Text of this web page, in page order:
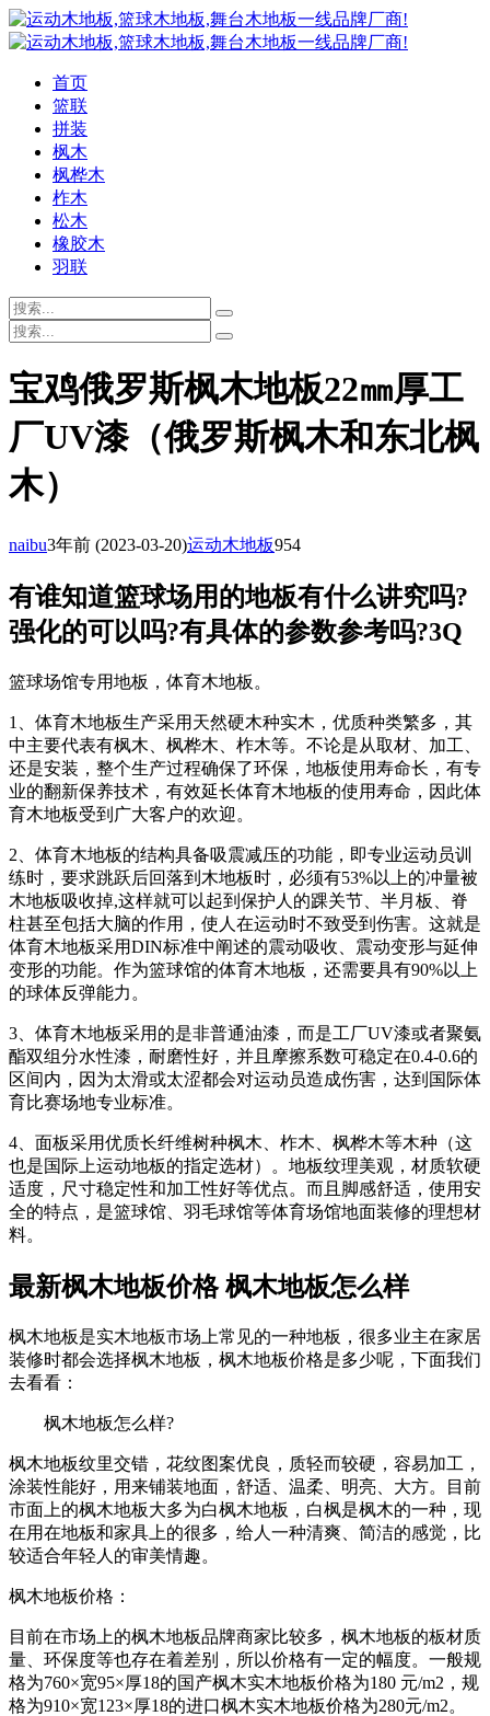
首页
篮联
拼装
枫木
枫桦木
柞木
松木
橡胶木
羽联
宝鸡俄罗斯枫木地板22㎜厚工
厂UV漆（俄罗斯枫木和东北枫
木）
naibu3年前 (2023-03-20)运动木地板954
有谁知道篮球场用的地板有什么讲究吗?
强化的可以吗?有具体的参数参考吗?3Q
篮球场馆专用地板，体育木地板。
1、体育木地板生产采用天然硬木种实木，优质种类繁多，其
中主要代表有枫木、枫桦木、柞木等。不论是从取材、加工、
还是安装，整个生产过程确保了环保，地板使用寿命长，有专
业的翻新保养技术，有效延长体育木地板的使用寿命，因此体
育木地板受到广大客户的欢迎。
2、体育木地板的结构具备吸震减压的功能，即专业运动员训
练时，要求跳跃后回落到木地板时，必须有53%以上的冲量被
木地板吸收掉,这样就可以起到保护人的踝关节、半月板、脊
柱甚至包括大脑的作用，使人在运动时不致受到伤害。这就是
体育木地板采用DIN标准中阐述的震动吸收、震动变形与延伸
变形的功能。作为篮球馆的体育木地板，还需要具有90%以上
的球体反弹能力。
3、体育木地板采用的是非普通油漆，而是工厂UV漆或者聚氨
酯双组分水性漆，耐磨性好，并且摩擦系数可稳定在0.4-0.6的
区间内，因为太滑或太涩都会对运动员造成伤害，达到国际体
育比赛场地专业标准。
4、面板采用优质长纤维树种枫木、柞木、枫桦木等木种（这
也是国际上运动地板的指定选材）。地板纹理美观，材质软硬
适度，尺寸稳定性和加工性好等优点。而且脚感舒适，使用安
全的特点，是篮球馆、羽毛球馆等体育场馆地面装修的理想材
料。
最新枫木地板价格 枫木地板怎么样
枫木地板是实木地板市场上常见的一种地板，很多业主在家居
装修时都会选择枫木地板，枫木地板价格是多少呢，下面我们
去看看：
枫木地板怎么样?
枫木地板纹里交错，花纹图案优良，质轻而较硬，容易加工，
涂装性能好，用来铺装地面，舒适、温柔、明亮、大方。目前
市面上的枫木地板大多为白枫木地板，白枫是枫木的一种，现
在用在地板和家具上的很多，给人一种清爽、简洁的感觉，比
较适合年轻人的审美情趣。
枫木地板价格：
目前在市场上的枫木地板品牌商家比较多，枫木地板的板材质
量、环保度等也存在着差别，所以价格有一定的幅度。一般规
格为760×宽95×厚18的国产枫木实木地板价格为180 元/m2，规
格为910×宽123×厚18的进口枫木实木地板价格为280元/m2。